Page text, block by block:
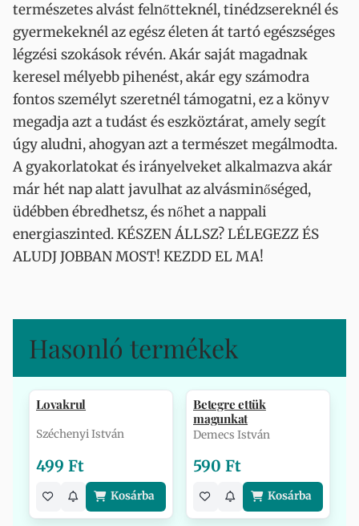
természetes alvást felnőtteknél, tinédzsereknél és
gyermekeknél az egész életen át tartó egészséges
légzési szokások révén. Akár saját magadnak
keresel mélyebb pihenést, akár egy számodra
fontos személyt szeretnél támogatni, ez a könyv
megadja azt a tudást és eszköztárat, amely segít
úgy aludni, ahogyan azt a természet megálmodta.
A gyakorlatokat és irányelveket alkalmazva akár
már hét nap alatt javulhat az alvásminőséged,
üdébben ébredhetsz, és nőhet a nappali
energiaszinted. KÉSZEN ÁLLSZ? LÉLEGEZZ ÉS
ALUDJ JOBBAN MOST! KEZDD EL MA!
Hasonló termékek
Lovakrul
Széchenyi István
499 Ft
Kosárba
Betegre ettük
magunkat
Demecs István
590 Ft
Kosárba